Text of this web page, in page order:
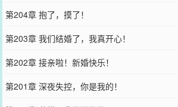
第204章 抱了，摸了！
第203章 我们结婚了，我真开心！
第202章 接亲啦！新婚快乐！
第201章 深夜失控，你是我的！